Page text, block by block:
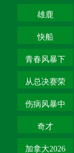
雄鹿
快船
青春风暴下
的破局与绽
从总决赛荣
耀到低谷挣
响
伤病风暴中
的困兽犹斗
奇才
加拿大2026